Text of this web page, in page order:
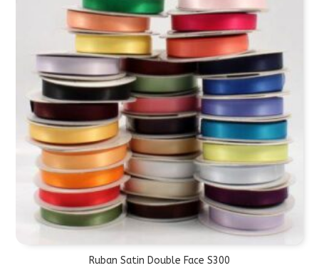
Ruban Satin Double Face S300